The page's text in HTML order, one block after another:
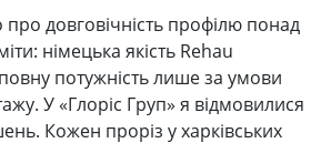
довговічність профілю понад
німецька якість Rehau
потужність лише за умови
У «Глоріс Груп» я відмовилися
Кожен проріз у харківських